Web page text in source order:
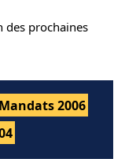
des prochaines
Mandats 2006